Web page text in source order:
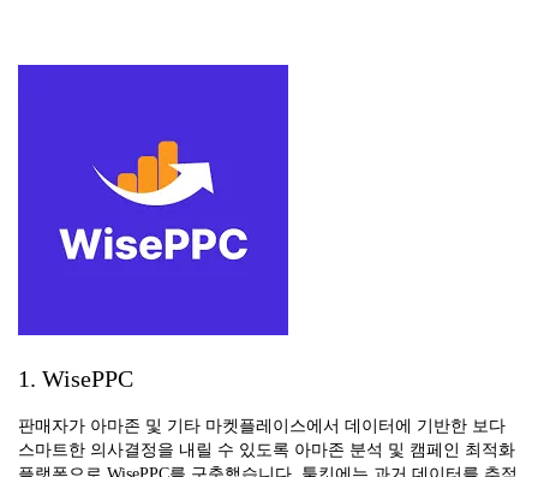
1. WisePPC
판매자가 아마존 및 기타 마켓플레이스에서 데이터에 기반한 보다
스마트한 의사결정을 내릴 수 있도록 아마존 분석 및 캠페인 최적화